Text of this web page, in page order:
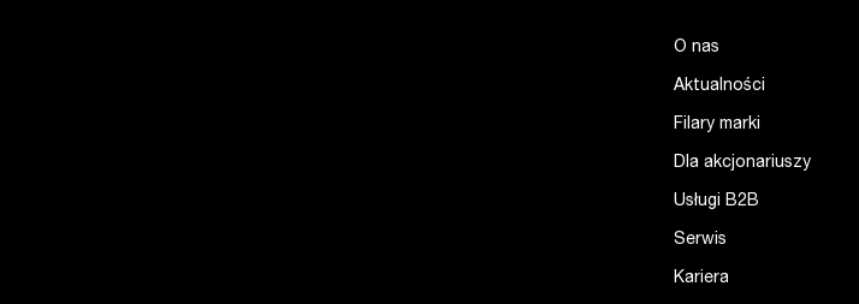
O nas
Aktualności
Filary marki
Dla akcjonariuszy
Usługi B2B
Serwis
Kariera